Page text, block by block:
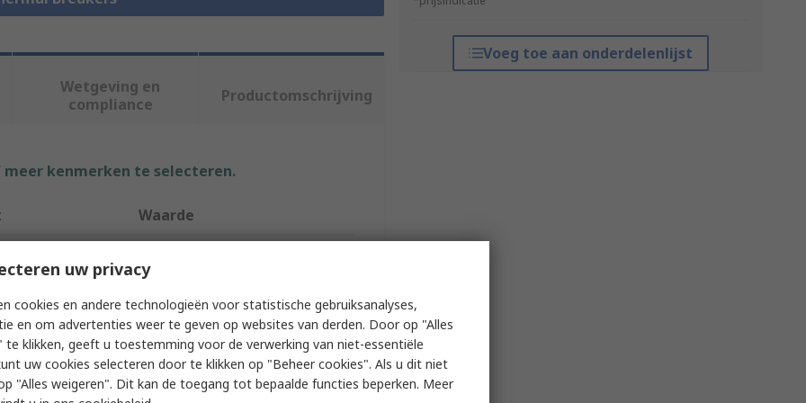
Voeg toe aan onderdelenlijst
Wetgeving en
compliance
Productomschrijving
kenmerken te selecteren.
Waarde
Thermal Circuit Breaker
1
uw privacy
cookies en andere technologieën voor statistische gebruiksanalyses,
en om advertenties weer te geven op websites van derden. Door op "Alles
te klikken, geeft u toestemming voor de verwerking van niet-essentiële
uw cookies selecteren door te klikken op "Beheer cookies". Als u dit niet
"Alles weigeren". Dit kan de toegang tot bepaalde functies beperken. Meer